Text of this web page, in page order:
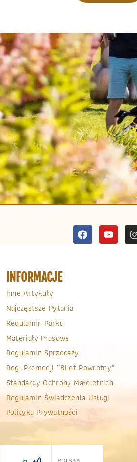
INFORMACJE
Inne Artykuły
Najczęstsze Pytania
Regulamin Parku
Materiały Prasowe
Regulamin Sprzedaży
Reg. Promocji „bilet Powrotny”
Standardy Ochrony Małoletnich
Regulamin Świadczenia Usługi
Polityka Prywatności